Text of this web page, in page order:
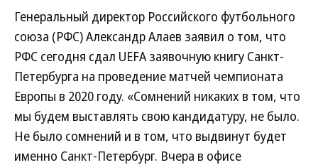
Генеральный директор Российского футбольного
союза (РФС) Александр Алаев заявил о том, что
РФС сегодня сдал UEFA заявочную книгу Санкт-
Петербурга на проведение матчей чемпионата
Европы в 2020 году. «Сомнений никаких в том, что
мы будем выставлять свою кандидатуру, не было.
Не было сомнений и в том, что выдвинут будет
именно Санкт-Петербург. Вчера в офисе